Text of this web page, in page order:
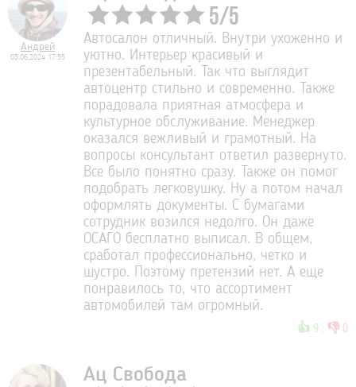
Андрей
05.06.2024 17:55
5/5
Автосалон отличный. Внутри ухоженно и
уютно. Интерьер красивый и
презентабельный. Так что выглядит
автоцентр стильно и современно. Также
порадовала приятная атмосфера и
культурное обслуживание. Менеджер
оказался вежливый и грамотный. На
вопросы консультант ответил развернуто.
Все было понятно сразу. Также он помог
подобрать легковушку. Ну а потом начал
оформлять документы. С бумагами
сотрудник возился недолго. Он даже
ОСАГО бесплатно выписал. В общем,
сработал профессионально, четко и
шустро. Поэтому претензий нет. А еще
понравилось то, что ассортимент
автомобилей там огромный.
👍 9 : 👎 0
Ац Свобода